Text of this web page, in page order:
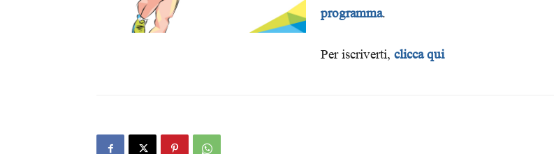
programma.
Per iscriverti, clicca qui